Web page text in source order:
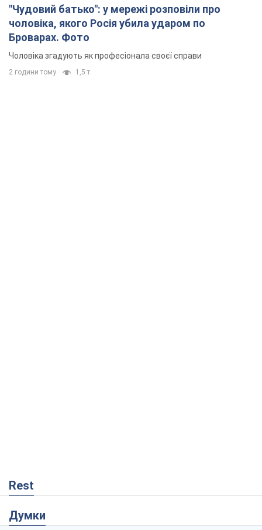
"Чудовий батько": у мережі розповіли про
чоловіка, якого Росія убила ударом по
Броварах. Фото
Чоловіка згадують як професіонала своєї справи
2 години тому 1,5 т.
Rest
Думки